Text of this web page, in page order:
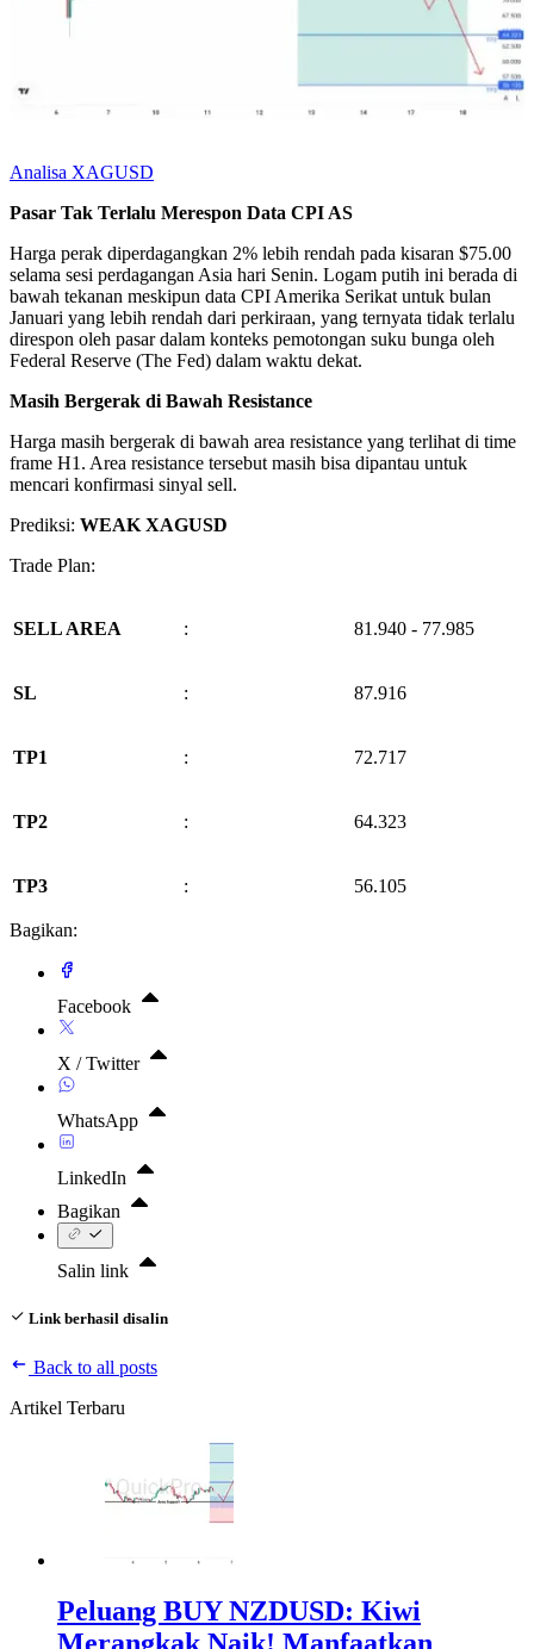
Analisa XAGUSD
Pasar Tak Terlalu Merespon Data CPI AS
Harga perak diperdagangkan 2% lebih rendah pada kisaran $75.00
selama sesi perdagangan Asia hari Senin. Logam putih ini berada di
bawah tekanan meskipun data CPI Amerika Serikat untuk bulan
Januari yang lebih rendah dari perkiraan, yang ternyata tidak terlalu
direspon oleh pasar dalam konteks pemotongan suku bunga oleh
Federal Reserve (The Fed) dalam waktu dekat.
Masih Bergerak di Bawah Resistance
Harga masih bergerak di bawah area resistance yang terlihat di time
frame H1. Area resistance tersebut masih bisa dipantau untuk
mencari konfirmasi sinyal sell.
Prediksi: WEAK XAGUSD
Trade Plan:
SELL AREA : 81.940 - 77.985
SL : 87.916
TP1 : 72.717
TP2 : 64.323
TP3 : 56.105
Bagikan:
Facebook
X / Twitter
WhatsApp
LinkedIn
Bagikan
Salin link
Link berhasil disalin
Back to all posts
Artikel Terbaru
Peluang BUY NZDUSD: Kiwi